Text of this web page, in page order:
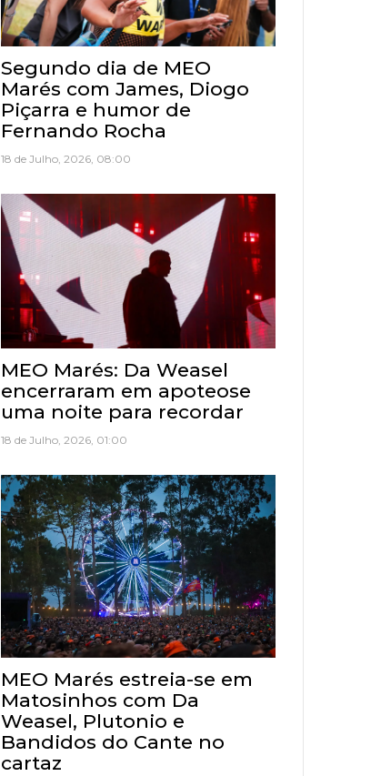
Segundo dia de MEO
Marés com James, Diogo
Piçarra e humor de
Fernando Rocha
18 de Julho, 2026, 08:00
MEO Marés: Da Weasel
encerraram em apoteose
uma noite para recordar
18 de Julho, 2026, 01:00
MEO Marés estreia-se em
Matosinhos com Da
Weasel, Plutonio e
Bandidos do Cante no
cartaz